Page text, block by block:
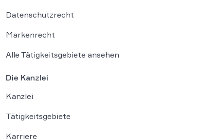
Datenschutzrecht
Markenrecht
Alle Tätigkeitsgebiete ansehen
Die Kanzlei
Kanzlei
Tätigkeitsgebiete
Karriere